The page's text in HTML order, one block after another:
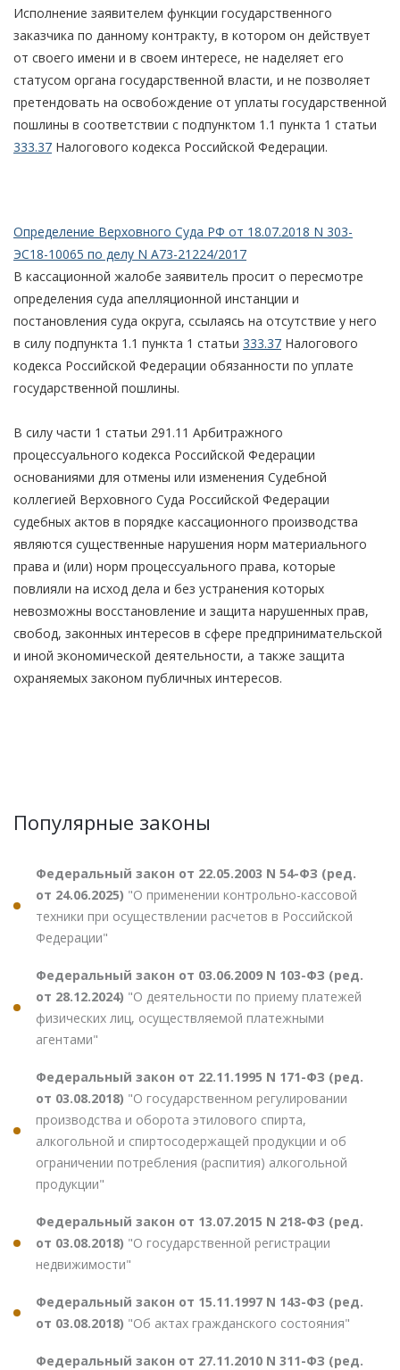
Исполнение заявителем функции государственного
заказчика по данному контракту, в котором он действует
от своего имени и в своем интересе, не наделяет его
статусом органа государственной власти, и не позволяет
претендовать на освобождение от уплаты государственной
пошлины в соответствии с подпунктом 1.1 пункта 1 статьи
333.37 Налогового кодекса Российской Федерации.
Определение Верховного Суда РФ от 18.07.2018 N 303-
ЭС18-10065 по делу N А73-21224/2017
В кассационной жалобе заявитель просит о пересмотре
определения суда апелляционной инстанции и
постановления суда округа, ссылаясь на отсутствие у него
в силу подпункта 1.1 пункта 1 статьи 333.37 Налогового
кодекса Российской Федерации обязанности по уплате
государственной пошлины.
В силу части 1 статьи 291.11 Арбитражного
процессуального кодекса Российской Федерации
основаниями для отмены или изменения Судебной
коллегией Верховного Суда Российской Федерации
судебных актов в порядке кассационного производства
являются существенные нарушения норм материального
права и (или) норм процессуального права, которые
повлияли на исход дела и без устранения которых
невозможны восстановление и защита нарушенных прав,
свобод, законных интересов в сфере предпринимательской
и иной экономической деятельности, а также защита
охраняемых законом публичных интересов.
Популярные законы
Федеральный закон от 22.05.2003 N 54-ФЗ (ред.
от 24.06.2025) "О применении контрольно-кассовой
техники при осуществлении расчетов в Российской
Федерации"
Федеральный закон от 03.06.2009 N 103-ФЗ (ред.
от 28.12.2024) "О деятельности по приему платежей
физических лиц, осуществляемой платежными
агентами"
Федеральный закон от 22.11.1995 N 171-ФЗ (ред.
от 03.08.2018) "О государственном регулировании
производства и оборота этилового спирта,
алкогольной и спиртосодержащей продукции и об
ограничении потребления (распития) алкогольной
продукции"
Федеральный закон от 13.07.2015 N 218-ФЗ (ред.
от 03.08.2018) "О государственной регистрации
недвижимости"
Федеральный закон от 15.11.1997 N 143-ФЗ (ред.
от 03.08.2018) "Об актах гражданского состояния"
Федеральный закон от 27.11.2010 N 311-ФЗ (ред.